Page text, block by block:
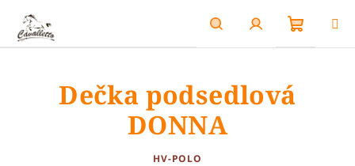
obsah
HledatPřihlášení
Dečka podsedlová
DONNA
HV-POLO